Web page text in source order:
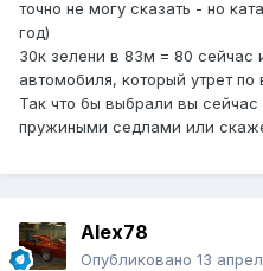
точно не могу сказать - но
год)
30к зелени в 83м = 80 сейчас
автомобиля, который утрет
Так что бы выбрали вы сейчас
пружиными седлами или
Alex78
Опубликовано 13